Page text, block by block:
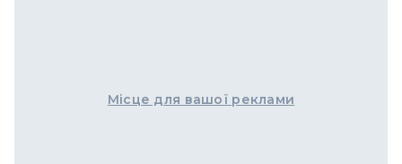
Місце для вашої реклами